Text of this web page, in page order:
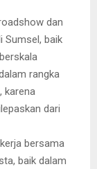
dan
Sumsel, baik
rangka
karena
dari
bersama
baik dalam